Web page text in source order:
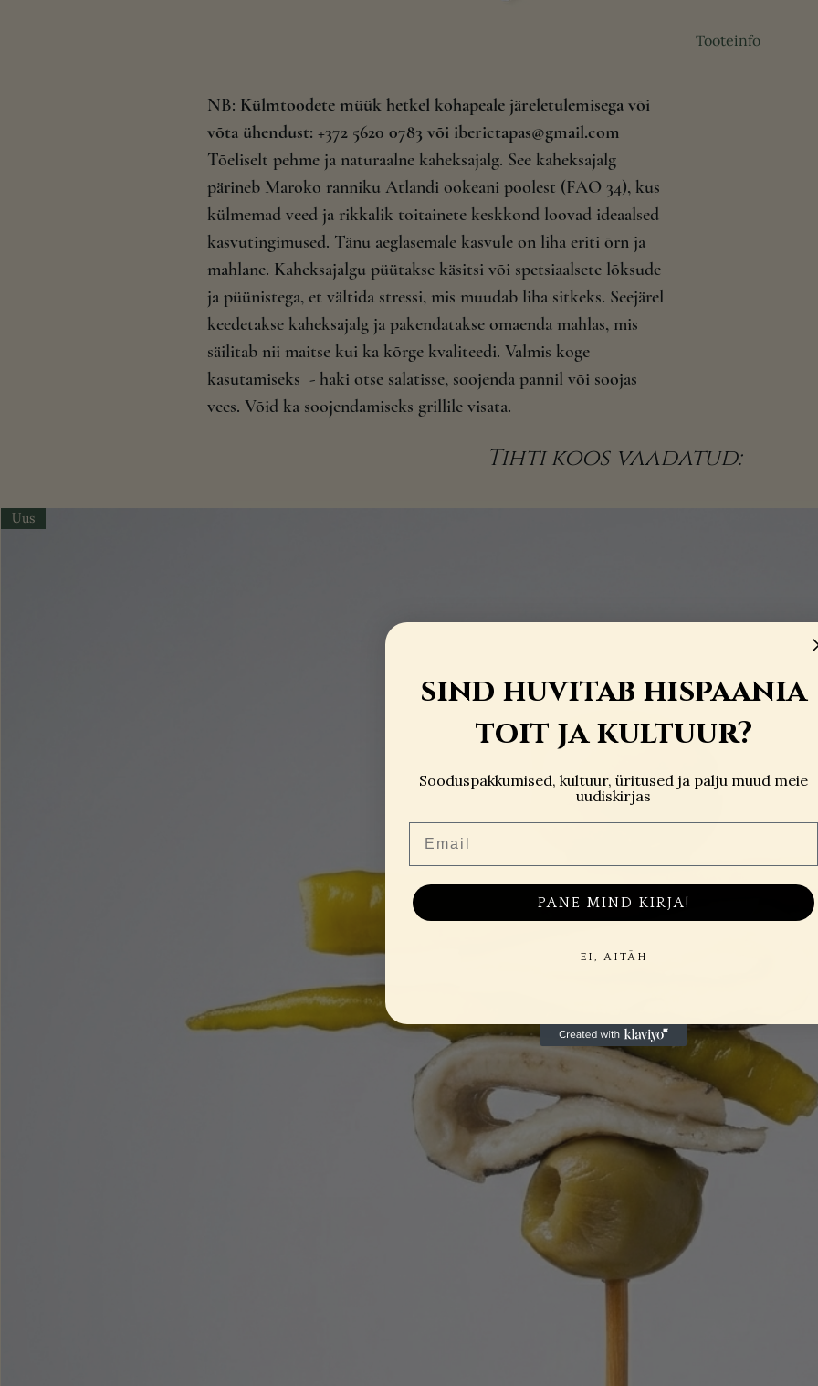
NB: Külmtoodete müük hetkel kohapeale järeletulemisega või
võta ühendust: +372 5620 0783 või iberictapas@gmail.com
Tõeliselt pehme ja naturaalne kaheksajalg. See kaheksajalg
pärineb Maroko ranniku Atlandi ookeani poolest (FAO 34), kus
külmemad veed ja rikkalik toitainete keskkond loovad ideaalsed
kasvutingimused. Tänu aeglasemale kasvule on liha eriti õrn ja
mahlane. Kaheksajalgu püütakse käsitsi või spetsiaalsete lõksude
ja püünistega, et vältida stressi, mis muudab liha sitkeks. Seejärel
keedetakse kaheksajalg ja pakendatakse omaenda mahlas, mis
säilitab nii maitse kui ka kõrge kvaliteedi. Valmis koge
kasutamiseks - haki otse salatisse, soojenda pannil või soojas
vees. Võid ka soojendamiseks grillile visata.
Viilutatult
Tooteinfo
Tihti koos vaadatud:
Uus
sind huvitab hispaania
toit ja kultuur?
Sooduspakkumised, kultuur, üritused ja palju muud meie
uudiskirjas
PANE MIND KIRJA!
EI, AITÄH